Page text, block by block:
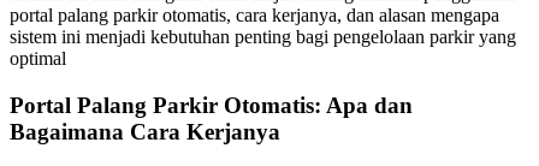
portal palang parkir otomatis, cara kerjanya, dan alasan mengapa
sistem ini menjadi kebutuhan penting bagi pengelolaan parkir yang
optimal
Portal Palang Parkir Otomatis: Apa dan
Bagaimana Cara Kerjanya